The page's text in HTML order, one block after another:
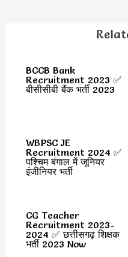
BCCB Bank
Recruitment 2023 ✅
बीसीसीबी बैंक भर्ती 2023
WBPSC JE
Recruitment 2024 ✅
पश्चिम बंगाल में जूनियर
इंजीनियर भर्ती
CG Teacher
Recruitment 2023-
2024 ✅ छत्तीसगढ़ शिक्षक
भर्ती 2023 Now